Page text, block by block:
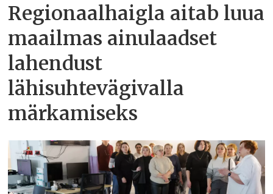
Regionaalhaigla aitab luua
maailmas ainulaadset
lahendust
lähisuhtevägivalla
märkamiseks